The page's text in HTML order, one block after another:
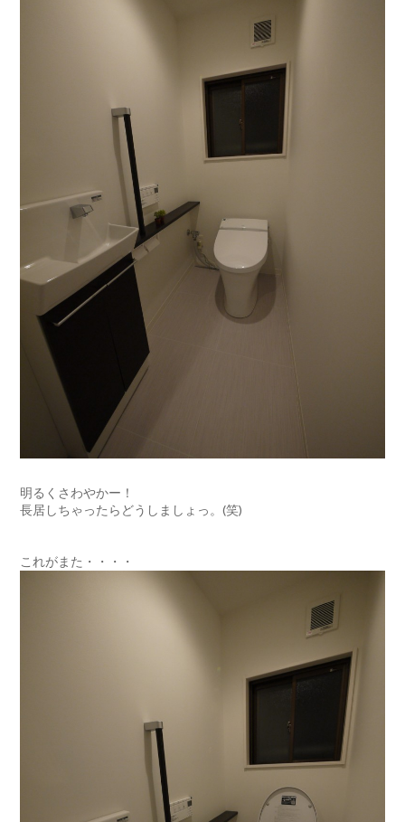
明るくさわやかー！
長居しちゃったらどうしましょっ。(笑)
これがまた・・・・